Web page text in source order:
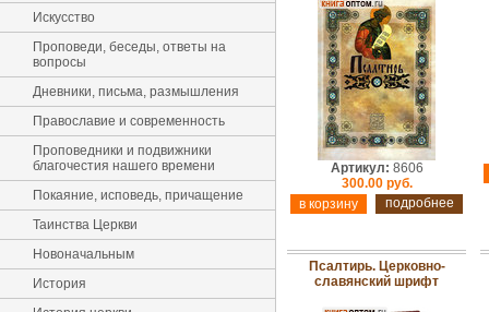
Искусство
Проповеди, беседы, ответы на
вопросы
Дневники, письма, размышления
Православие и современность
Проповедники и подвижники
благочестия нашего времени
Покаяние, исповедь, причащение
Таинства Церкви
Новоначальным
История
Артикул: 8606
300.00 руб.
подробнее
Псалтирь. Церковно-
славянский шрифт